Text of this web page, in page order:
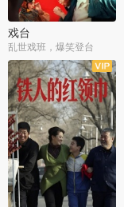
戏台
乱世戏班，爆笑登台